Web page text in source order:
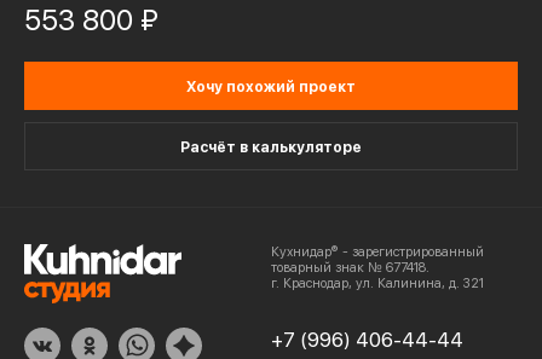
553 800 ₽
Хочу похожий проект
Расчёт в калькуляторе
Кухнидар® - зарегистрированный
товарный знак № 677418.
г. Краснодар, ул. Калинина, д. 321
+7 (996) 406-44-44